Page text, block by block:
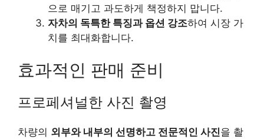
으로 매기고 과도하게 책정하지 맙니다.
자차의 독특한 특징과 옵션 강조하여 시장 가
치를 최대화합니다.
효과적인 판매 준비
프로페셔널한 사진 촬영
차량의 외부와 내부의 선명하고 전문적인 사진을 촬